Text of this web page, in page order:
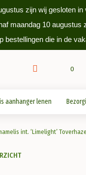
zijn wij gesloten in
maandag 10 augustus
bestellingen die in de
0
aanhanger lenen
int. ‘Limelight’